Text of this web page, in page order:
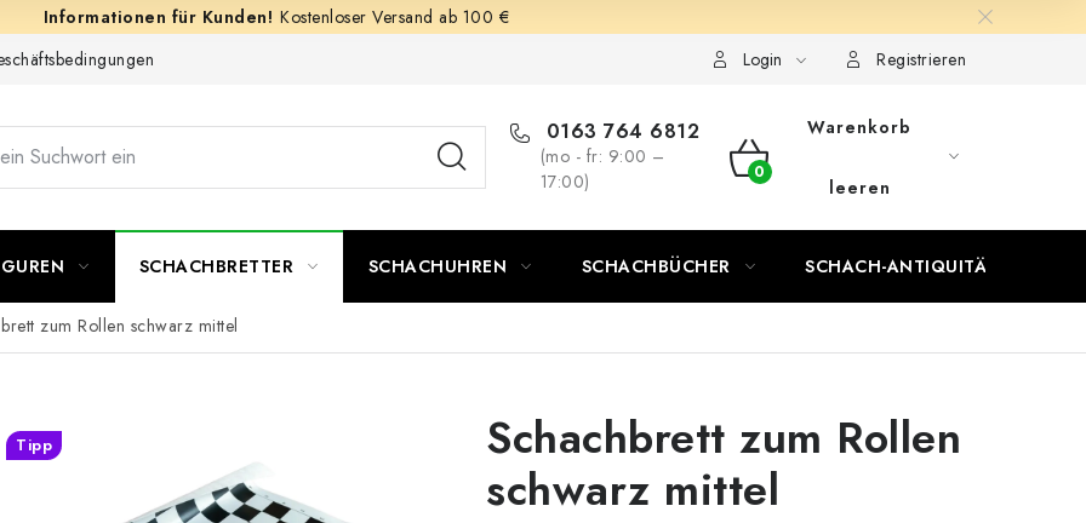
Kostenloser Versand ab 100 €
Login Registrieren
0163 764 6812
(mo - fr: 9:00 –
17:00)
WARENKORB
Warenkorb
leeren
SCHACHBRETTER SCHACHUHREN SCHACHBÜCHER SCHACH-ANTIQUITÄTENLADEN
zum Rollen schwarz mittel
Schachbrett zum Rollen
schwarz mittel
Tipp